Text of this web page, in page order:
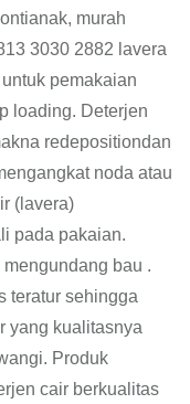
murah
3030 2882 lavera
pemakaian
loading. Deterjen
redepositiondan
noda atau
(lavera)
pada pakaian.
bau .
teratur sehingga
yang kualitasnya
Produk
cair berkualitas